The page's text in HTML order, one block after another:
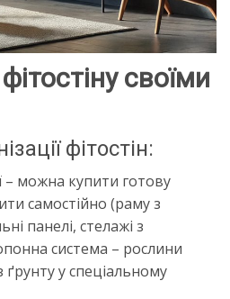
своїми
фітостін:
– можна купити готову
самостійно (раму з
панелі, стелажі з
система – рослини
у спеціальному